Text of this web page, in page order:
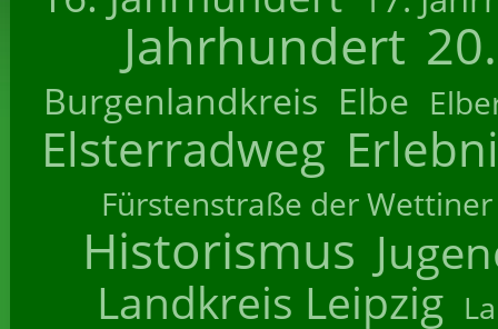
Jahrhundert
Burgenlandkreis Elbe
Elsterradweg
Fürstenstraße der Wettiner
Historismus
Landkreis Leipzig